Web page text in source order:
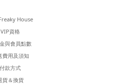
House
VIP資格
與會員點數
費用及須知
付款方式
貨＆換貨